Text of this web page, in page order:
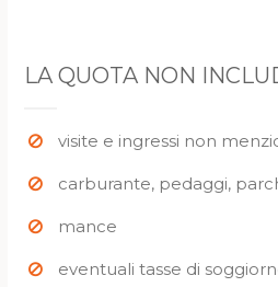
LA QUOTA NON
visite e ingressi non
carburante, pedaggi,
mance
eventuali tasse di